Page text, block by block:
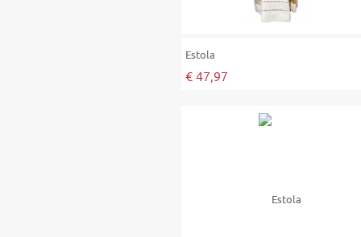
Estola
€ 47,97